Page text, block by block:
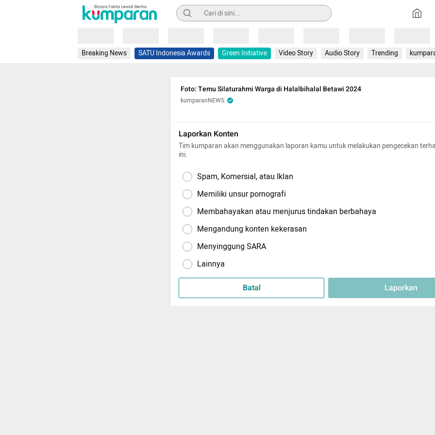
Pencarian
Breaking News SATU Indonesia Awards Green Initiative Video Story Audio Story Trending
Foto: Temu Silaturahmi Warga di Halalbihalal Betawi 2024
kumparanNEWS
Laporkan Konten
Tim kumparan akan menggunakan laporan kamu untuk melakukan pengecekan
ini.
Spam, Komersial, atau Iklan
Memiliki unsur pornografi
Membahayakan atau menjurus tindakan berbahaya
Mengandung konten kekerasan
Menyinggung SARA
Lainnya
Batal Laporkan